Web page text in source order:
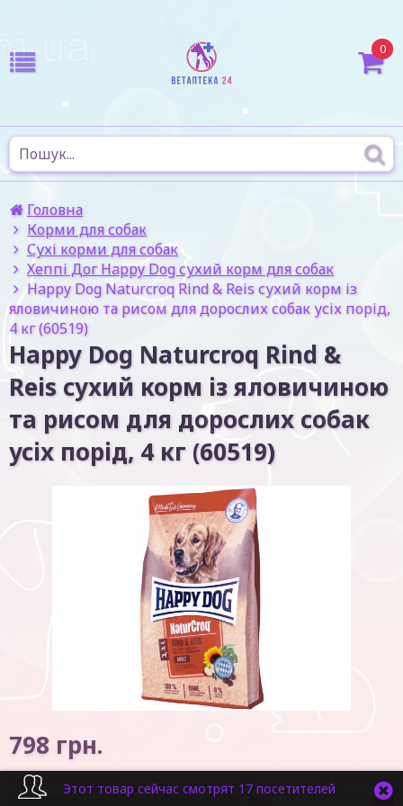
0
Головна
Корми для собак
Сухі корми для собак
Хеппі Дог Happy Dog сухий корм для собак
Happy Dog Naturcroq Rind & Reis сухий корм із
яловичиною та рисом для дорослих собак усіх порід,
4 кг (60519)
Happy Dog Naturcroq Rind &
Reis сухий корм із яловичиною
та рисом для дорослих собак
усіх порід, 4 кг (60519)
798 грн.
Код товару: В наявності
Этот товар сейчас смотрят 17 посетителей